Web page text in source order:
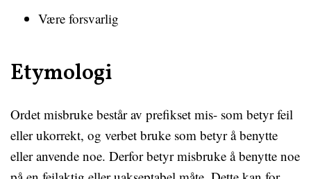
Være forsvarlig
Etymologi
Ordet misbruke består av prefikset mis- som betyr feil
eller ukorrekt, og verbet bruke som betyr å benytte
eller anvende noe. Derfor betyr misbruke å benytte noe